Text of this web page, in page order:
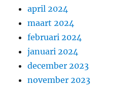
april 2024
maart 2024
februari 2024
januari 2024
december 2023
november 2023